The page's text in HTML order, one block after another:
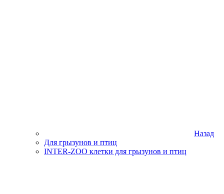
Назад
Для грызунов и птиц
INTER-ZOO клетки для грызунов и птиц